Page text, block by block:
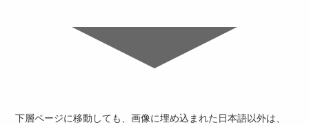
下層ページに移動しても、画像に埋め込まれた日本語以外は、